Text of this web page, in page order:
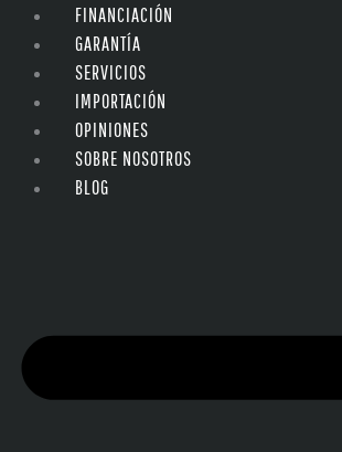
FINANCIACIÓN
GARANTÍA
SERVICIOS
IMPORTACIÓN
OPINIONES
SOBRE NOSOTROS
BLOG